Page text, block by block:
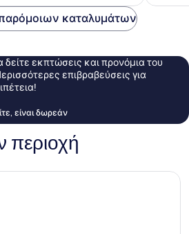
καταλυμάτων
δείτε εκπτώσεις και προνόμια του
επιβραβεύσεις για
είναι δωρεάν
περιοχή